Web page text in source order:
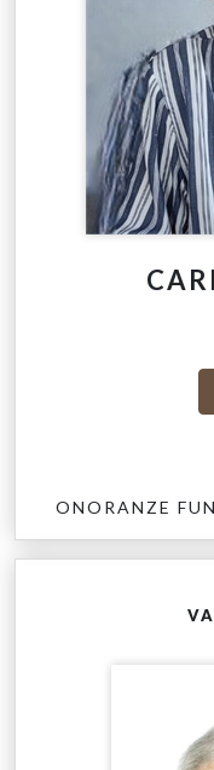
ONORANZE